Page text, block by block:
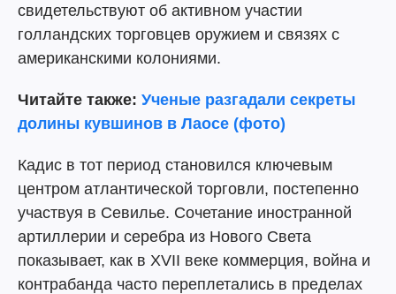
свидетельствуют об активном участии
голландских торговцев оружием и связях с
американскими колониями.
Читайте также: Ученые разгадали секреты
долины кувшинов в Лаосе (фото)
Кадис в тот период становился ключевым
центром атлантической торговли, постепенно
участвуя в Севилье. Сочетание иностранной
артиллерии и серебра из Нового Света
показывает, как в XVII веке коммерция, война и
контрабанда часто переплетались в пределах